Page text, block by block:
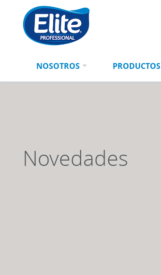
Ingresá
tu
búsqueda
BUSCAR
NOSOTROS PRODUCTOS
Novedades